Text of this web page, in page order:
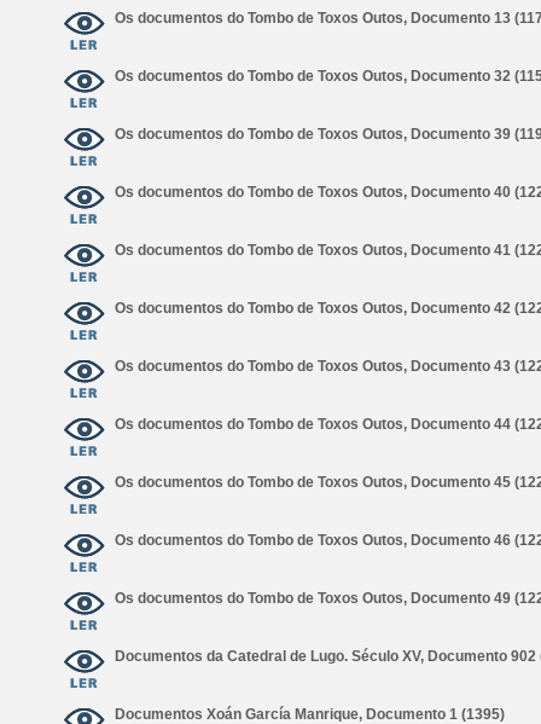
Os documentos do Tombo de Toxos Outos, Documento 13
Os documentos do Tombo de Toxos Outos, Documento 32
Os documentos do Tombo de Toxos Outos, Documento 39
Os documentos do Tombo de Toxos Outos, Documento 40
Os documentos do Tombo de Toxos Outos, Documento 41
Os documentos do Tombo de Toxos Outos, Documento 42
Os documentos do Tombo de Toxos Outos, Documento 43
Os documentos do Tombo de Toxos Outos, Documento 44
Os documentos do Tombo de Toxos Outos, Documento 45
Os documentos do Tombo de Toxos Outos, Documento 46
Os documentos do Tombo de Toxos Outos, Documento 49
Documentos da Catedral de Lugo. Século XV, Documento 902
Documentos Xoán García Manrique, Documento 1 (1395)